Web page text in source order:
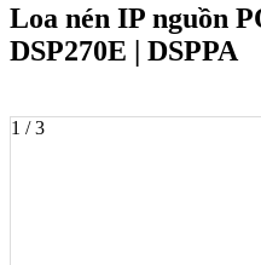
Loa nén IP nguồn
DSP270E | DSPPA
1 / 3